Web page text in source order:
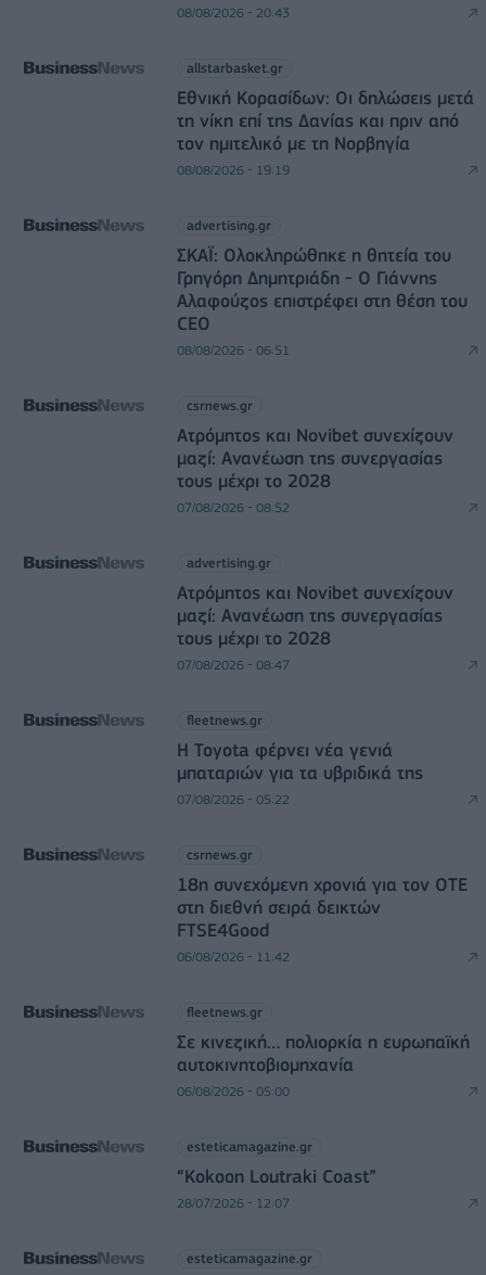
08/08/2026 - 20:43
allstarbasket.gr
Εθνική Κορασίδων: Οι δηλώσεις μετά
τη νίκη επί της Δανίας και πριν από
τον ημιτελικό με τη Νορβηγία
08/08/2026 - 19:19
advertising.gr
ΣΚΑΪ: Ολοκληρώθηκε η θητεία του
Γρηγόρη Δημητριάδη - Ο Γιάννης
Αλαφούζος επιστρέφει στη θέση του
CEO
08/08/2026 - 06:51
csrnews.gr
Ατρόμητος και Novibet συνεχίζουν
μαζί: Ανανέωση της συνεργασίας
τους μέχρι το 2028
07/08/2026 - 08:52
advertising.gr
Ατρόμητος και Novibet συνεχίζουν
μαζί: Ανανέωση της συνεργασίας
τους μέχρι το 2028
07/08/2026 - 08:47
fleetnews.gr
Η Toyota φέρνει νέα γενιά
μπαταριών για τα υβριδικά της
07/08/2026 - 05:22
csrnews.gr
18η συνεχόμενη χρονιά για τον ΟΤΕ
στη διεθνή σειρά δεικτών
FTSE4Good
06/08/2026 - 11:42
fleetnews.gr
Σε κινεζική… πολιορκία η ευρωπαϊκή
αυτοκινητοβιομηχανία
06/08/2026 - 05:00
esteticamagazine.gr
“Kokoon Loutraki Coast”
28/07/2026 - 12:07
esteticamagazine.gr